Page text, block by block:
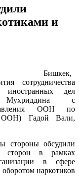
и
Бишкек,
сотрудничества
дел
Мухриддина с
ООН по
ООН) Гадой Вали,
стороны обсудили
сторон в рамках
в сфере
наркотиков